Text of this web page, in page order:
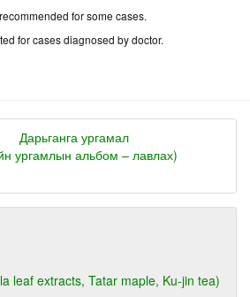
for some cases.
for cases diagnosed by doctor.
Дарьганга ургамал
ургамлын альбом – лавлах)
leaf extracts, Tatar maple, Ku-jin tea)